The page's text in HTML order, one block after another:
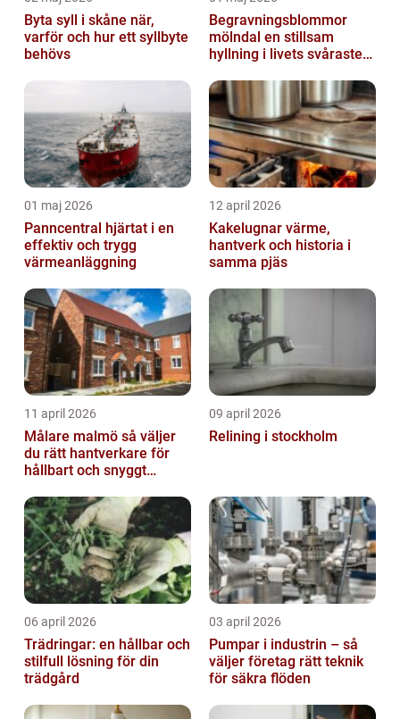
Byta syll i skåne när,
varför och hur ett syllbyte
behövs
Begravningsblommor
mölndal en stillsam
hyllning i livets svåraste
01 maj 2026
Panncentral hjärtat i en
effektiv och trygg
värmeanläggning
12 april 2026
Kakelugnar värme,
hantverk och historia i
samma pjäs
11 april 2026
Målare malmö så väljer
du rätt hantverkare för
hållbart och snyggt
09 april 2026
Relining i stockholm
06 april 2026
Trädringar: en hållbar och
stilfull lösning för din
trädgård
03 april 2026
Pumpar i industrin – så
väljer företag rätt teknik
för säkra flöden